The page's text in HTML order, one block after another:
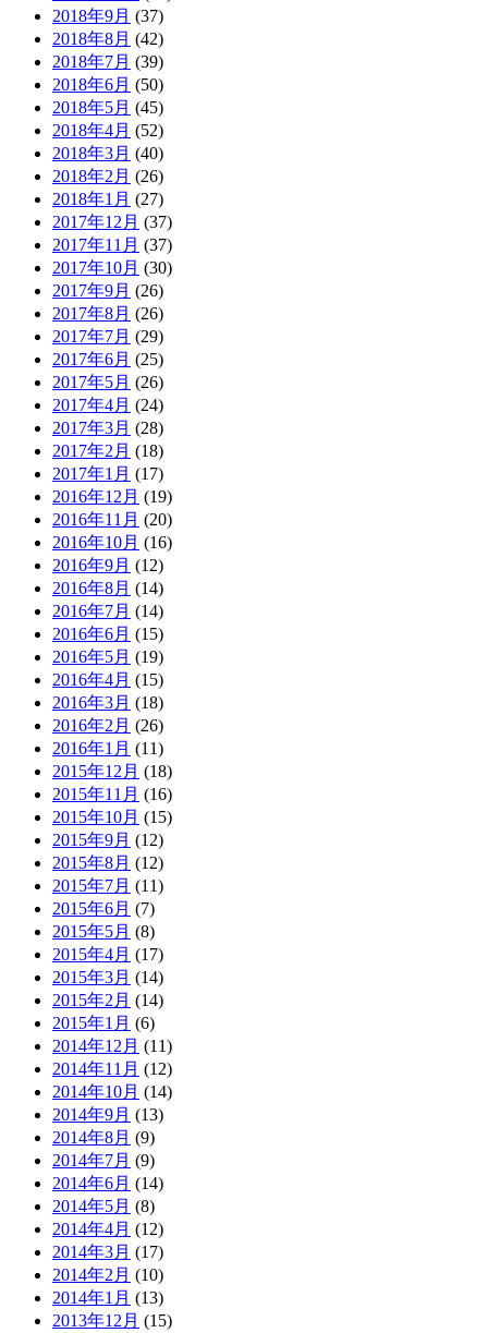
2018年9月 (37)
2018年8月 (42)
2018年7月 (39)
2018年6月 (50)
2018年5月 (45)
2018年4月 (52)
2018年3月 (40)
2018年2月 (26)
2018年1月 (27)
2017年12月 (37)
2017年11月 (37)
2017年10月 (30)
2017年9月 (26)
2017年8月 (26)
2017年7月 (29)
2017年6月 (25)
2017年5月 (26)
2017年4月 (24)
2017年3月 (28)
2017年2月 (18)
2017年1月 (17)
2016年12月 (19)
2016年11月 (20)
2016年10月 (16)
2016年9月 (12)
2016年8月 (14)
2016年7月 (14)
2016年6月 (15)
2016年5月 (19)
2016年4月 (15)
2016年3月 (18)
2016年2月 (26)
2016年1月 (11)
2015年12月 (18)
2015年11月 (16)
2015年10月 (15)
2015年9月 (12)
2015年8月 (12)
2015年7月 (11)
2015年6月 (7)
2015年5月 (8)
2015年4月 (17)
2015年3月 (14)
2015年2月 (14)
2015年1月 (6)
2014年12月 (11)
2014年11月 (12)
2014年10月 (14)
2014年9月 (13)
2014年8月 (9)
2014年7月 (9)
2014年6月 (14)
2014年5月 (8)
2014年4月 (12)
2014年3月 (17)
2014年2月 (10)
2014年1月 (13)
2013年12月 (15)